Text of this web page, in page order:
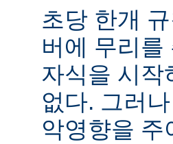
초당 한개
버에 무리를
자식을 시작
없다. 그러
악영향을 주